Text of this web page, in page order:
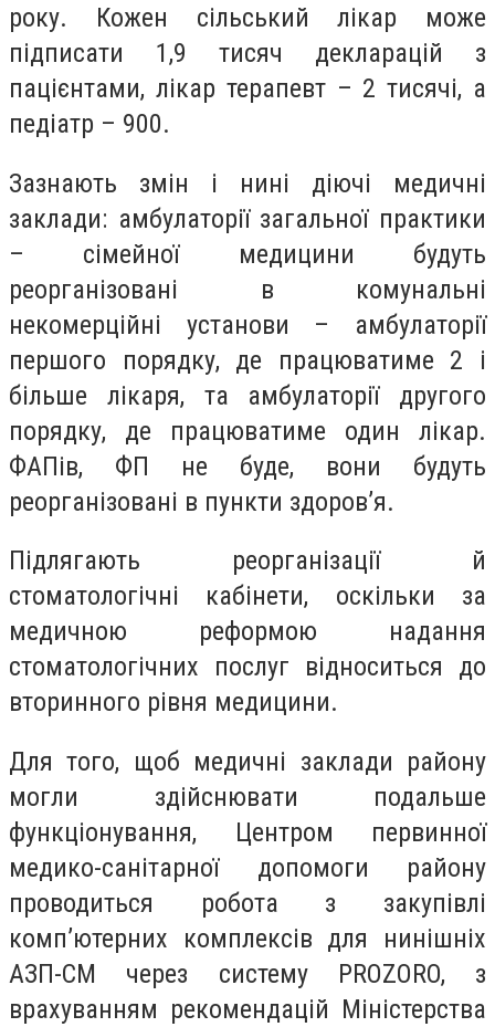
року. Кожен сільський лікар може
підписати 1,9 тисяч декларацій з
пацієнтами, лікар терапевт – 2 тисячі, а
педіатр – 900.
Зазнають змін і нині діючі медичні
заклади: амбулаторії загальної практики
– сімейної медицини будуть
реорганізовані в комунальні
некомерційні установи – амбулаторії
першого порядку, де працюватиме 2 і
більше лікаря, та амбулаторії другого
порядку, де працюватиме один лікар.
ФАПів, ФП не буде, вони будуть
реорганізовані в пункти здоров’я.
Підлягають реорганізації й
стоматологічні кабінети, оскільки за
медичною реформою надання
стоматологічних послуг відноситься до
вторинного рівня медицини.
Для того, щоб медичні заклади району
могли здійснювати подальше
функціонування, Центром первинної
медико-санітарної допомоги району
проводиться робота з закупівлі
комп’ютерних комплексів для нинішніх
АЗП-СМ через систему PROZORO, з
врахуванням рекомендацій Міністерства